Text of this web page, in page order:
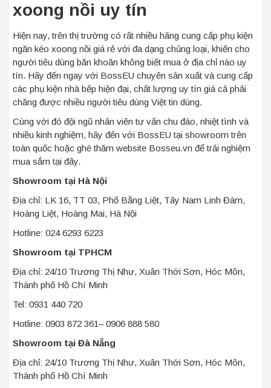
xoong nồi uy tín
Hiện nay, trên thị trường có rất nhiều hãng cung cấp phụ kiện
ngăn kéo xoong nồi giá rẻ với đa dạng chủng loại, khiến cho
người tiêu dùng băn khoăn không biết mua ở địa chỉ nào uy
tín. Hãy đến ngay với BossEU chuyên sản xuất và cung cấp
các phụ kiện nhà bếp hiện đại, chất lượng uy tín giá cả phải
chăng được nhiều người tiêu dùng Việt tin dùng.
Cùng với đó đội ngũ nhân viên tư vấn chu đáo, nhiệt tình và
nhiều kinh nghiệm, hãy đến với BossEU tại showroom trên
toàn quốc hoặc ghé thăm website Bosseu.vn để trải nghiệm
mua sắm tại đây.
Showroom tại Hà Nội
Địa chỉ: LK 16, TT 03, Phố Bằng Liệt, Tây Nam Linh Đàm,
Hoàng Liệt, Hoàng Mai, Hà Nội
Hotline: 024 6293 6223
Showroom tại TPHCM
Địa chỉ: 24/10 Trương Thị Như, Xuân Thới Sơn, Hóc Môn,
Thành phố Hồ Chí Minh
Tel: 0931 440 720
Hotline: 0903 872 361– 0906 888 580
Showroom tại Đà Nẵng
Địa chỉ: 24/10 Trương Thị Như, Xuân Thới Sơn, Hóc Môn,
Thành phố Hồ Chí Minh